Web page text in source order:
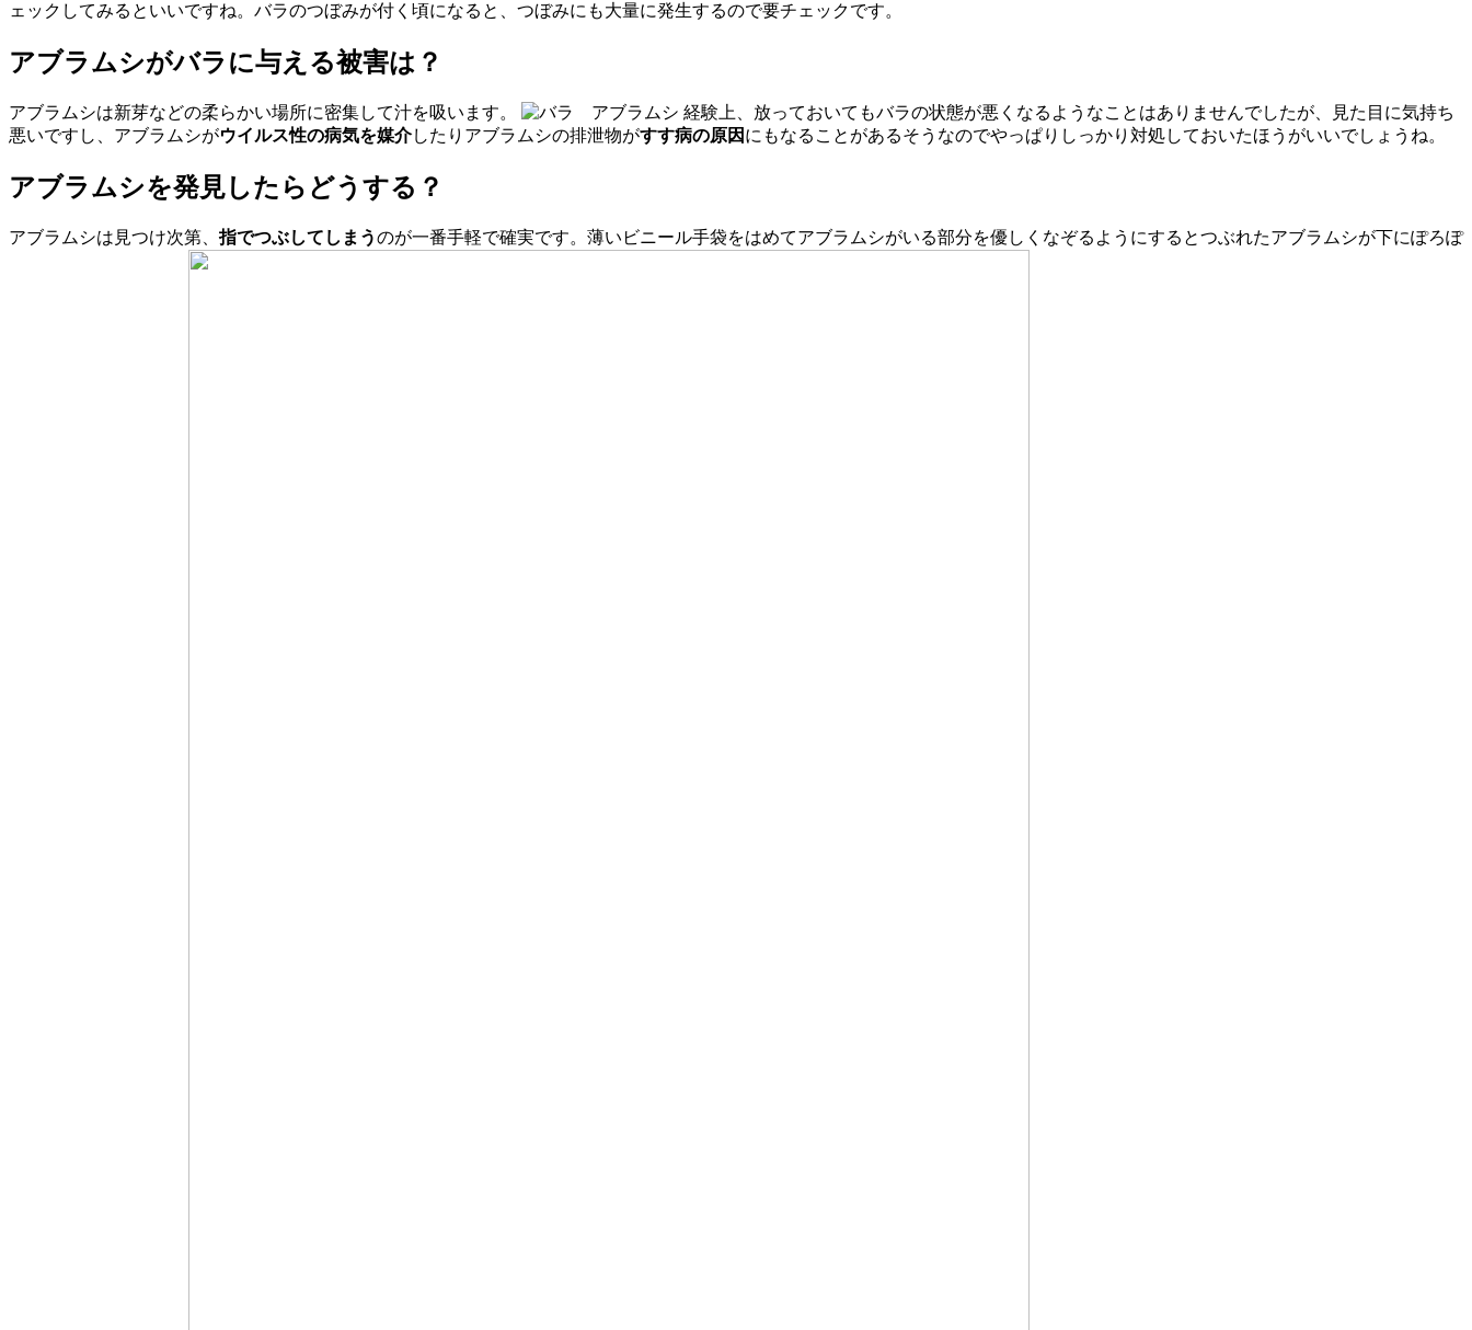
ェックしてみるといいですね。バラのつぼみが付く頃になると、つぼみにも大量に発生するので要チェックです。
アブラムシがバラに与える被害は？
アブラムシは新芽などの柔らかい場所に密集して汁を吸います。
経験上、放っておいてもバラの状態が悪くなるようなことはありませんでしたが、見た目に気持ち
悪いですし、アブラムシがウイルス性の病気を媒介したりアブラムシの排泄物がすす病の原因 にもなることがあるそうなのでやっぱりしっかり対処しておいたほうがいいでしょうね。
アブラムシを発見したらどうする？
アブラムシは見つけ次第、指でつぶしてしまうのが一番手軽で確実です。薄いビニール手袋をはめてアブラムシがいる部分を優しくなぞるようにするとつぶれたアブラムシが下にぽろぽ